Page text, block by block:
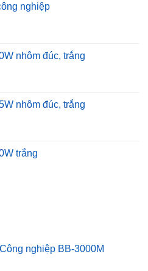
nghiệp
nhôm đúc, trắng
nhôm đúc, trắng
trắng
nghiệp BB-3000M